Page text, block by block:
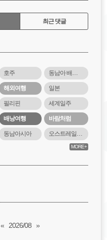
최근 댓글
호주 동남아 배낭여행
해외여행 일본
필리핀 세계일주
배낭여행 바람처럼
동남아시아 오스트레일리아
MORE+
« 2026/08 »